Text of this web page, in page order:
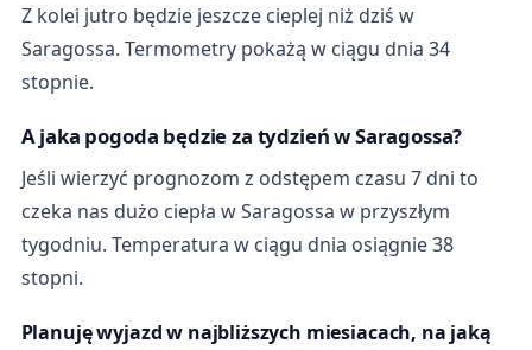
Z kolei jutro będzie jeszcze cieplej niż dziś w
Saragossa. Termometry pokażą w ciągu dnia 34
stopnie.
A jaka pogoda będzie za tydzień w Saragossa?
Jeśli wierzyć prognozom z odstępem czasu 7 dni to
czeka nas dużo ciepła w Saragossa w przyszłym
tygodniu. Temperatura w ciągu dnia osiągnie 38
stopni.
Planuję wyjazd w najbliższych miesiacach, na jaką